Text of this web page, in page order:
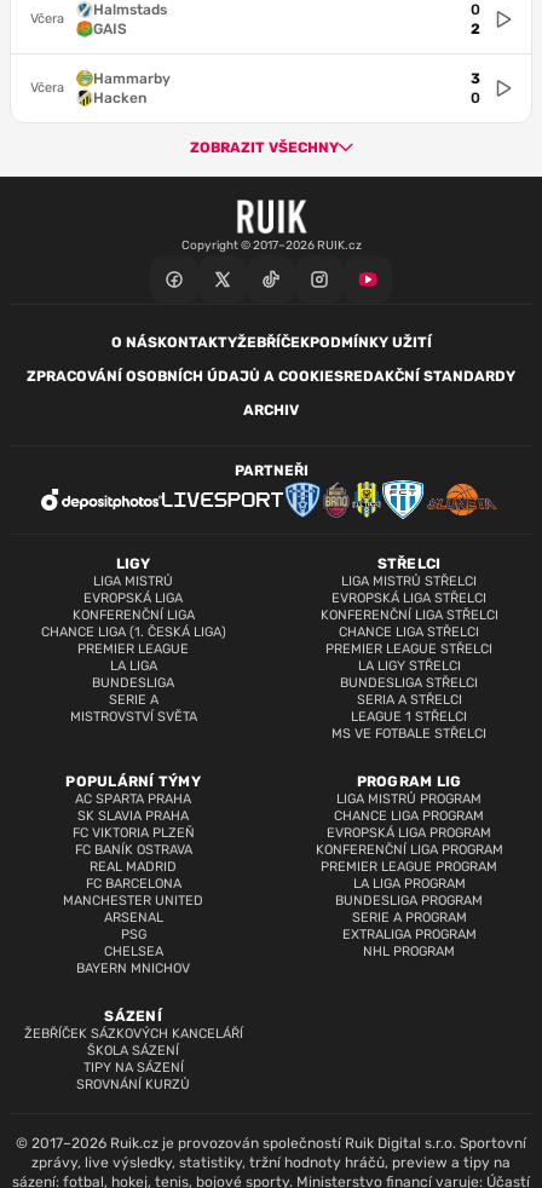
Včera
Halmstads
GAIS
0
2
Včera
Hammarby
Hacken
3
0
ZOBRAZIT VŠECHNY
Copyright © 2017–2026 RUIK.cz
O NÁSKONTAKTYŽEBŘÍČEKPODMÍNKY UŽITÍ
ZPRACOVÁNÍ OSOBNÍCH ÚDAJŮ A COOKIESREDAKČNÍ STANDARDY
ARCHIV
LIGY
LIGA MISTRŮ
EVROPSKÁ LIGA
KONFERENČNÍ LIGA
CHANCE LIGA (1. ČESKÁ LIGA)
PREMIER LEAGUE
LA LIGA
BUNDESLIGA
SERIE A
MISTROVSTVÍ SVĚTA
STŘELCI
LIGA MISTRŮ STŘELCI
EVROPSKÁ LIGA STŘELCI
KONFERENČNÍ LIGA STŘELCI
CHANCE LIGA STŘELCI
PREMIER LEAGUE STŘELCI
LA LIGY STŘELCI
BUNDESLIGA STŘELCI
SERIA A STŘELCI
LEAGUE 1 STŘELCI
MS VE FOTBALE STŘELCI
POPULÁRNÍ TÝMY
AC SPARTA PRAHA
SK SLAVIA PRAHA
FC VIKTORIA PLZEŇ
FC BANÍK OSTRAVA
REAL MADRID
FC BARCELONA
MANCHESTER UNITED
ARSENAL
PSG
CHELSEA
BAYERN MNICHOV
PROGRAM LIG
LIGA MISTRŮ PROGRAM
CHANCE LIGA PROGRAM
EVROPSKÁ LIGA PROGRAM
KONFERENČNÍ LIGA PROGRAM
PREMIER LEAGUE PROGRAM
LA LIGA PROGRAM
BUNDESLIGA PROGRAM
SERIE A PROGRAM
EXTRALIGA PROGRAM
NHL PROGRAM
SÁZENÍ
ŽEBŘÍČEK SÁZKOVÝCH KANCELÁŘÍ
ŠKOLA SÁZENÍ
TIPY NA SÁZENÍ
SROVNÁNÍ KURZŮ
PARTNEŘI
© 2017–2026 Ruik.cz je provozován společností Ruik Digital s.r.o. Sportovní
zprávy, live výsledky, statistiky, tržní hodnoty hráčů, preview a tipy na
sázení: fotbal, hokej, tenis, bojové sporty. Ministerstvo financí varuje: Účastí